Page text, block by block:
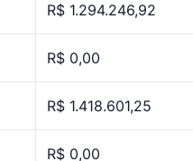
R$ 1.294.246,92
R$ 0,00
R$ 1.418.601,25
R$ 0,00